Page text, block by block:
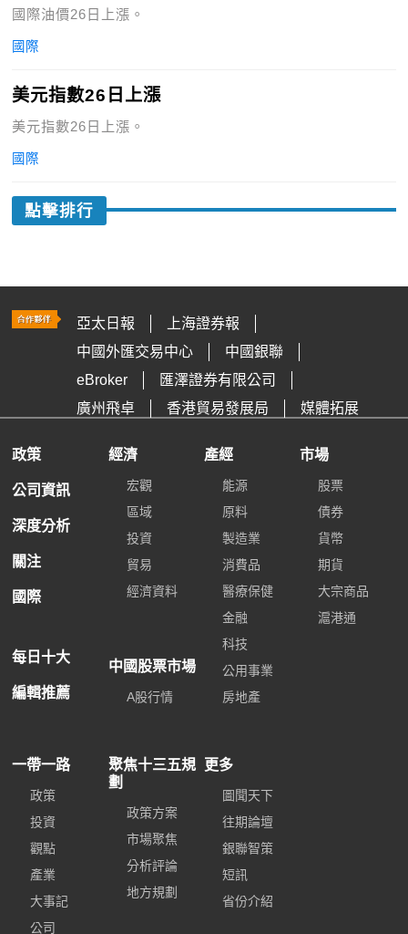
國際油價26日上漲。
國際
美元指數26日上漲
美元指數26日上漲。
國際
點擊排行
亞太日報
上海證券報
中國外匯交易中心
中國銀聯
eBroker
匯澤證券有限公司
廣州飛卓
香港貿易發展局 媒體拓展
政策
公司資訊
深度分析
關注
國際
每日十大
編輯推薦
經濟
宏觀
區域
投資
貿易
經濟資料
中國股票市場
A股行情
產經
能源
原料
製造業
消費品
醫療保健
金融
科技
公用事業
房地產
市場
股票
債券
貨幣
期貨
大宗商品
滬港通
一帶一路
政策
投資
觀點
產業
大事記
公司
聚焦十三五規
劃
政策方案
市場聚焦
分析評論
地方規劃
更多
圖聞天下
往期論壇
銀聯智策
短訊
省份介紹